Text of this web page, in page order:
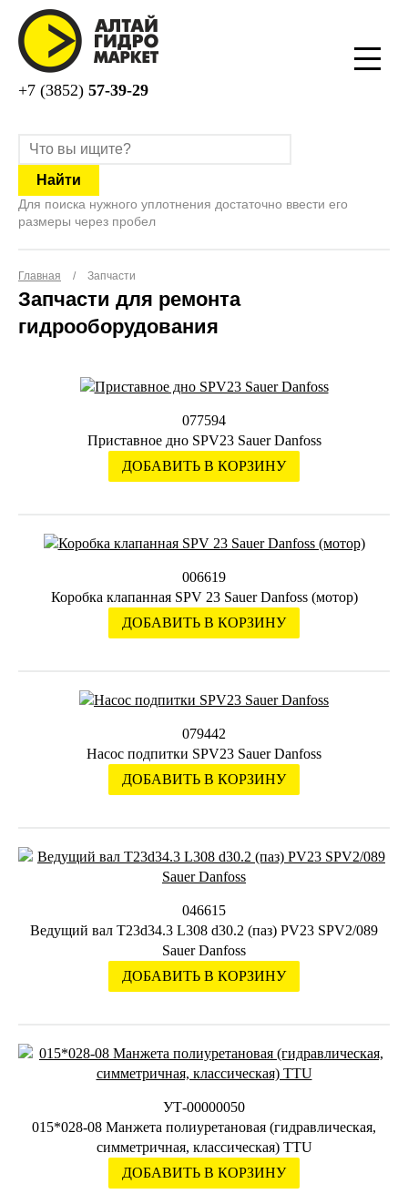
+7 (3852) 57-39-29
Для поиска нужного уплотнения достаточно ввести его
размеры через пробел
Главная / Запчасти
Запчасти для ремонта
гидрооборудования
077594
Приставное дно SPV23 Sauer Danfoss
ДОБАВИТЬ В КОРЗИНУ
006619
Коробка клапанная SPV 23 Sauer Danfoss (мотор)
ДОБАВИТЬ В КОРЗИНУ
079442
Насос подпитки SPV23 Sauer Danfoss
ДОБАВИТЬ В КОРЗИНУ
046615
Ведущий вал Т23d34.3 L308 d30.2 (паз) PV23 SPV2/089
Sauer Danfoss
ДОБАВИТЬ В КОРЗИНУ
УТ-00000050
015*028-08 Манжета полиуретановая (гидравлическая,
симметричная, классическая) TTU
ДОБАВИТЬ В КОРЗИНУ